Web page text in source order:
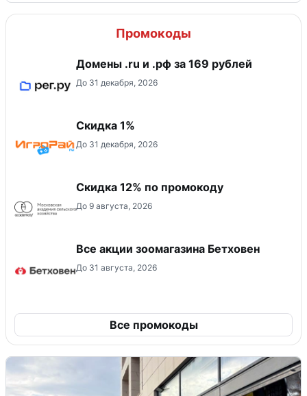
Промокоды
Домены .ru и .рф за 169 рублей
До 31 декабря, 2026
Скидка 1%
До 31 декабря, 2026
Скидка 12% по промокоду
До 9 августа, 2026
Все акции зоомагазина Бетховен
До 31 августа, 2026
Все промокоды